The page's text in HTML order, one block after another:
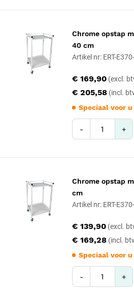
Chrome opstap
40 cm
Artikel nr: ERT-
€ 205,58
€ 169,90
Speciaal voor
- +
Chrome opstap
cm
Artikel nr: ERT-
€ 169,28
€ 139,90
Speciaal voor
- +